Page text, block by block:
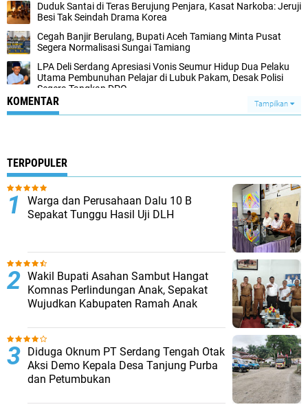
Duduk Santai di Teras Berujung Penjara, Kasat Narkoba: Jeruji
Besi Tak Seindah Drama Korea
Cegah Banjir Berulang, Bupati Aceh Tamiang Minta Pusat
Segera Normalisasi Sungai Tamiang
LPA Deli Serdang Apresiasi Vonis Seumur Hidup Dua Pelaku
Utama Pembunuhan Pelajar di Lubuk Pakam, Desak Polisi
Segera Tangkap DPO
KOMENTAR Tampilkan
TERPOPULER
Warga dan Perusahaan Dalu 10 B
Sepakat Tunggu Hasil Uji DLH
Wakil Bupati Asahan Sambut Hangat
Komnas Perlindungan Anak, Sepakat
Wujudkan Kabupaten Ramah Anak
Diduga Oknum PT Serdang Tengah Otak
Aksi Demo Kepala Desa Tanjung Purba
dan Petumbukan